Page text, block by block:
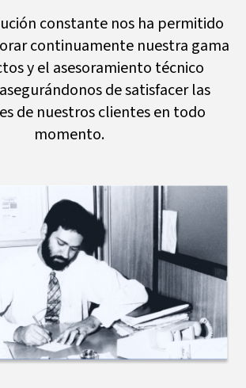
constante nos ha permitido
continuamente nuestra gama
y el asesoramiento técnico
de satisfacer las
de nuestros clientes en todo
momento.